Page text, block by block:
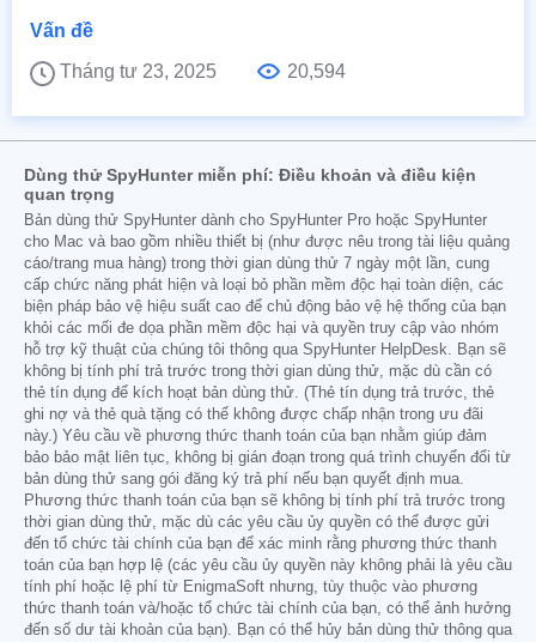
Vấn đề
Tháng tư 23, 2025
20,594
Dùng thử SpyHunter miễn phí: Điều khoản và điều kiện
quan trọng
Bản dùng thử SpyHunter dành cho SpyHunter Pro hoặc SpyHunter
cho Mac và bao gồm nhiều thiết bị (như được nêu trong tài liệu quảng
cáo/trang mua hàng) trong thời gian dùng thử 7 ngày một lần, cung
cấp chức năng phát hiện và loại bỏ phần mềm độc hại toàn diện, các
biện pháp bảo vệ hiệu suất cao để chủ động bảo vệ hệ thống của bạn
khỏi các mối đe dọa phần mềm độc hại và quyền truy cập vào nhóm
hỗ trợ kỹ thuật của chúng tôi thông qua SpyHunter HelpDesk. Bạn sẽ
không bị tính phí trả trước trong thời gian dùng thử, mặc dù cần có
thẻ tín dụng để kích hoạt bản dùng thử. (Thẻ tín dụng trả trước, thẻ
ghi nợ và thẻ quà tặng có thể không được chấp nhận trong ưu đãi
này.) Yêu cầu về phương thức thanh toán của bạn nhằm giúp đảm
bảo bảo mật liên tục, không bị gián đoạn trong quá trình chuyển đổi từ
bản dùng thử sang gói đăng ký trả phí nếu bạn quyết định mua.
Phương thức thanh toán của bạn sẽ không bị tính phí trả trước trong
thời gian dùng thử, mặc dù các yêu cầu ủy quyền có thể được gửi
đến tổ chức tài chính của bạn để xác minh rằng phương thức thanh
toán của bạn hợp lệ (các yêu cầu ủy quyền này không phải là yêu cầu
tính phí hoặc lệ phí từ EnigmaSoft nhưng, tùy thuộc vào phương
thức thanh toán và/hoặc tổ chức tài chính của bạn, có thể ảnh hưởng
đến số dư tài khoản của bạn). Bạn có thể hủy bản dùng thử thông qua